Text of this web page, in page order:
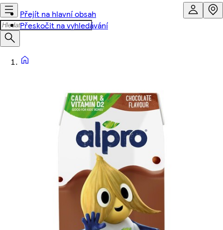
Přejít na hlavní obsah
Přeskočit na vyhledávání